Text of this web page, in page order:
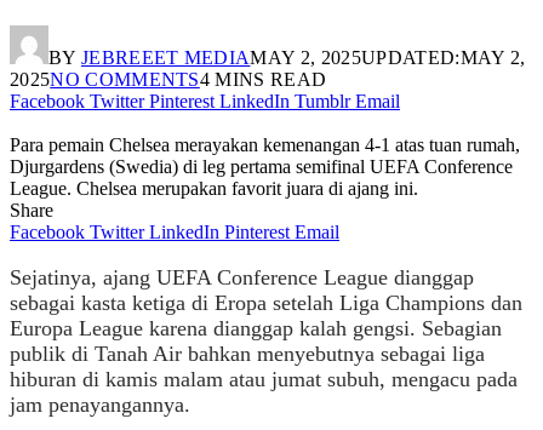
BY JEBREEET MEDIAMAY 2, 2025UPDATED:MAY 2,
2025NO COMMENTS4 MINS READ
Facebook Twitter Pinterest LinkedIn Tumblr Email
Para pemain Chelsea merayakan kemenangan 4-1 atas tuan rumah,
Djurgardens (Swedia) di leg pertama semifinal UEFA Conference
League. Chelsea merupakan favorit juara di ajang ini.
Share
Facebook Twitter LinkedIn Pinterest Email
Sejatinya, ajang UEFA Conference League dianggap
sebagai kasta ketiga di Eropa setelah Liga Champions dan
Europa League karena dianggap kalah gengsi. Sebagian
publik di Tanah Air bahkan menyebutnya sebagai liga
hiburan di kamis malam atau jumat subuh, mengacu pada
jam penayangannya.